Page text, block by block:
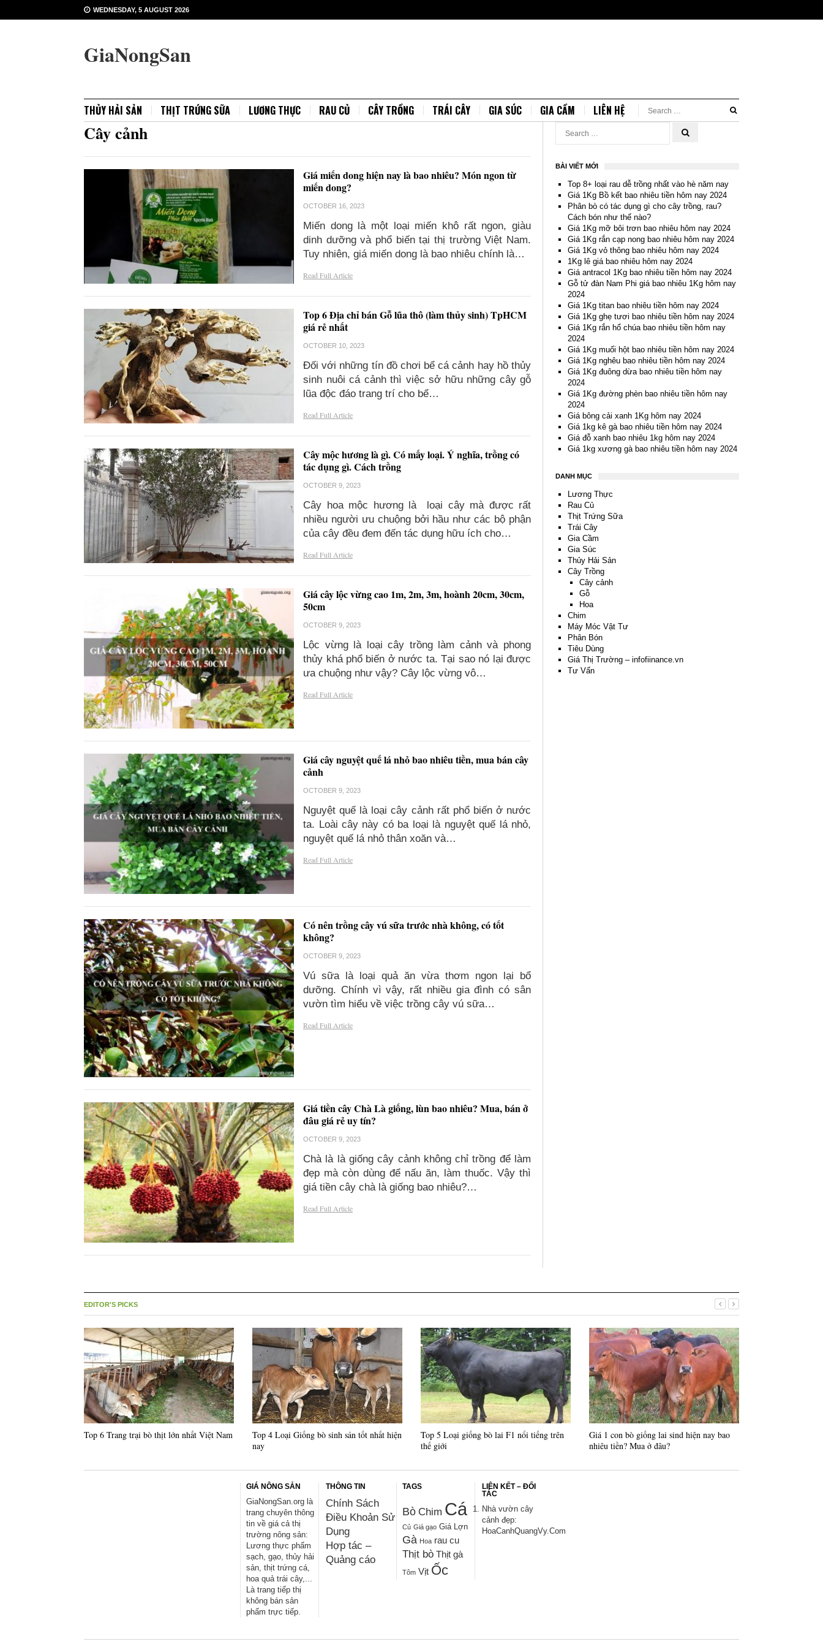
WEDNESDAY, 5 AUGUST 2026
GiaNongSan
THỦY HẢI SẢN THỊT TRỨNG SỮA LƯƠNG THỰC RAU CỦ CÂY TRỒNG TRÁI CÂY GIA SÚC GIA CẦM LIÊN HỆ
Cây cảnh
Giá miến dong hiện nay là bao nhiêu? Món ngon từ
miến dong?
OCTOBER 16, 2023
Miến dong là một loại miến khô rất ngon, giàu
dinh dưỡng và phổ biến tại thị trường Việt Nam.
Tuy nhiên, giá miến dong là bao nhiêu chính là…
Read Full Article
Top 6 Địa chỉ bán Gỗ lũa thô (làm thủy sinh) TpHCM
giá rẻ nhất
OCTOBER 10, 2023
Đối với những tín đồ chơi bể cá cảnh hay hồ thủy
sinh nuôi cá cảnh thì việc sở hữu những cây gỗ
lũa độc đáo trang trí cho bể…
Read Full Article
Cây mộc hương là gì. Có mấy loại. Ý nghĩa, trồng có
tác dụng gì. Cách trồng
OCTOBER 9, 2023
Cây hoa mộc hương là loại cây mà được rất
nhiều người ưu chuộng bởi hầu như các bộ phận
của cây đều đem đến tác dụng hữu ích cho…
Read Full Article
Giá cây lộc vừng cao 1m, 2m, 3m, hoành 20cm, 30cm,
50cm
OCTOBER 9, 2023
Lộc vừng là loại cây trồng làm cảnh và phong
thủy khá phổ biến ở nước ta. Tại sao nó lại được
ưa chuộng như vậy? Cây lộc vừng vô…
Read Full Article
Giá cây nguyệt quế lá nhỏ bao nhiêu tiền, mua bán cây
cảnh
OCTOBER 9, 2023
Nguyệt quế là loại cây cảnh rất phổ biến ở nước
ta. Loài cây này có ba loại là nguyệt quế lá nhỏ,
nguyệt quế lá nhỏ thân xoăn và…
Read Full Article
Có nên trồng cây vú sữa trước nhà không, có tốt
không?
OCTOBER 9, 2023
Vú sữa là loại quả ăn vừa thơm ngon lại bổ
dưỡng. Chính vì vậy, rất nhiều gia đình có sân
vườn tìm hiểu về việc trồng cây vú sữa…
Read Full Article
Giá tiền cây Chà Là giống, lùn bao nhiêu? Mua, bán ở
đâu giá rẻ uy tín?
OCTOBER 9, 2023
Chà là là giống cây cảnh không chỉ trồng để làm
đẹp mà còn dùng để nấu ăn, làm thuốc. Vậy thì
giá tiền cây chà là giống bao nhiêu?…
Read Full Article
BÀI VIẾT MỚI
Top 8+ loại rau dễ trồng nhất vào hè năm nay
Giá 1Kg Bồ kết bao nhiêu tiền hôm nay 2024
Phân bò có tác dụng gì cho cây trồng, rau?
Cách bón như thế nào?
Giá 1Kg mỡ bôi trơn bao nhiêu hôm nay 2024
Giá 1Kg rắn cạp nong bao nhiêu hôm nay 2024
Giá 1Kg vỏ thông bao nhiêu hôm nay 2024
1Kg lê giá bao nhiêu hôm nay 2024
Giá antracol 1Kg bao nhiêu tiền hôm nay 2024
Gỗ tử đàn Nam Phi giá bao nhiêu 1Kg hôm nay
2024
Giá 1Kg titan bao nhiêu tiền hôm nay 2024
Giá 1Kg ghẹ tươi bao nhiêu tiền hôm nay 2024
Giá 1Kg rắn hổ chúa bao nhiêu tiền hôm nay
2024
Giá 1Kg muối hột bao nhiêu tiền hôm nay 2024
Giá 1Kg nghêu bao nhiêu tiền hôm nay 2024
Giá 1Kg đuông dừa bao nhiêu tiền hôm nay
2024
Giá 1Kg đường phèn bao nhiêu tiền hôm nay
2024
Giá bông cải xanh 1Kg hôm nay 2024
Giá 1kg kê gà bao nhiêu tiền hôm nay 2024
Giá đỗ xanh bao nhiêu 1kg hôm nay 2024
Giá 1kg xương gà bao nhiêu tiền hôm nay 2024
DANH MỤC
Lương Thực
Rau Củ
Thịt Trứng Sữa
Trái Cây
Gia Cầm
Gia Súc
Thủy Hải Sản
Cây Trồng
Cây cảnh
Gỗ
Hoa
Chim
Máy Móc Vật Tư
Phân Bón
Tiêu Dùng
Giá Thị Trường – infofiinance.vn
Tư Vấn
EDITOR'S PICKS
Top 6 Trang trại bò thịt lớn nhất Việt Nam
Top 4 Loại Giống bò sinh sản tốt nhất hiện
nay
Top 5 Loại giống bò lai F1 nổi tiếng trên
thế giới
Giá 1 con bò giống lai sind hiện nay bao
nhiêu tiền? Mua ở đâu?
GIÁ NÔNG SẢN
GiaNongSan.org là
trang chuyên thông
tin về giá cả thị
trường nông sản:
Lương thực phẩm
sạch, gạo, thủy hải
sản, thịt trứng cá,
hoa quả trái cây,...
Là trang tiếp thị
không bán sản
phẩm trực tiếp.
THÔNG TIN
Chính Sách
Điều Khoản Sử
Dụng
Hợp tác –
Quảng cáo
TAGS
Bò Chim Cá
Củ Giá gạo Giá Lợn
Gà Hoa rau cu
Thịt bò Thịt gà
Tôm Vịt Ốc
LIÊN KẾT – ĐỐI
TÁC
Nhà vườn cây
cảnh đẹp:
HoaCanhQuangVy.Com